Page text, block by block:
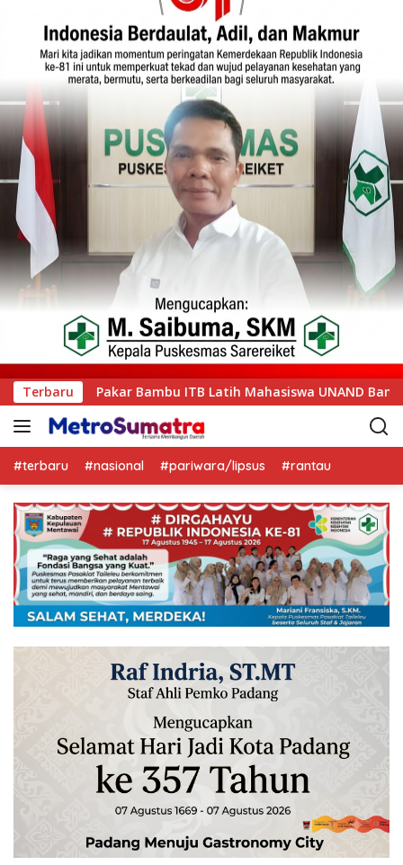
TerbaruUNAND Bangun Huntap di Suasso Hill Gunung Nago
#terbaru #nasional #pariwara/lipsus #rantau